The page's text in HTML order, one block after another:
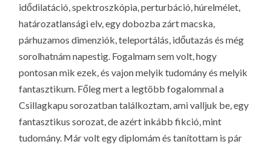
idődilatáció, spektroszkópia, perturbáció, húrelmélet,
határozatlansági elv, egy dobozba zárt macska,
párhuzamos dimenziók, teleportálás, időutazás és még
sorolhatnám napestig. Fogalmam sem volt, hogy
pontosan mik ezek, és vajon melyik tudomány és melyik
fantasztikum. Főleg mert a legtöbb fogalommal a
Csillagkapu sorozatban találkoztam, ami valljuk be, egy
fantasztikus sorozat, de azért inkább fikció, mint
tudomány. Már volt egy diplomám és tanítottam is pár